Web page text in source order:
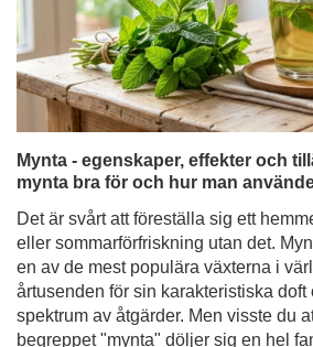
Mynta - egenskaper, effekter och
mynta bra för och hur man
Det är svårt att föreställa sig ett
eller sommarförfriskning utan det.
årtusenden för sin karakteristiska doft
spektrum av åtgärder. Men visste du
begreppet "mynta" döljer sig en hel
fascinerande sorter med helt olika
Läs mer